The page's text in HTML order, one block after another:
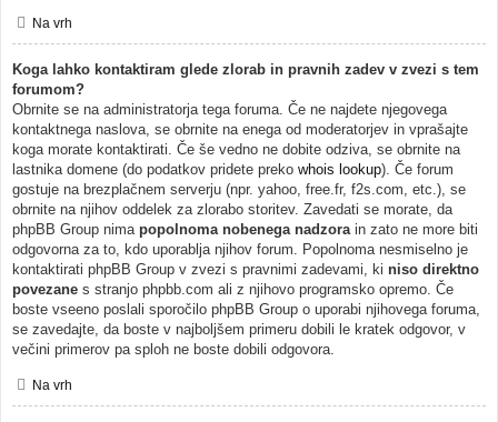
Na vrh
Koga lahko kontaktiram glede zlorab in pravnih zadev v zvezi s tem
forumom?
Obrnite se na administratorja tega foruma. Če ne najdete njegovega
kontaktnega naslova, se obrnite na enega od moderatorjev in vprašajte
koga morate kontaktirati. Če še vedno ne dobite odziva, se obrnite na
lastnika domene (do podatkov pridete preko whois lookup). Če forum
gostuje na brezplačnem serverju (npr. yahoo, free.fr, f2s.com, etc.), se
obrnite na njihov oddelek za zlorabo storitev. Zavedati se morate, da
phpBB Group nima popolnoma nobenega nadzora in zato ne more biti
odgovorna za to, kdo uporablja njihov forum. Popolnoma nesmiselno je
kontaktirati phpBB Group v zvezi s pravnimi zadevami, ki niso direktno
povezane s stranjo phpbb.com ali z njihovo programsko opremo. Če
boste vseeno poslali sporočilo phpBB Group o uporabi njihovega foruma,
se zavedajte, da boste v najboljšem primeru dobili le kratek odgovor, v
večini primerov pa sploh ne boste dobili odgovora.
Na vrh